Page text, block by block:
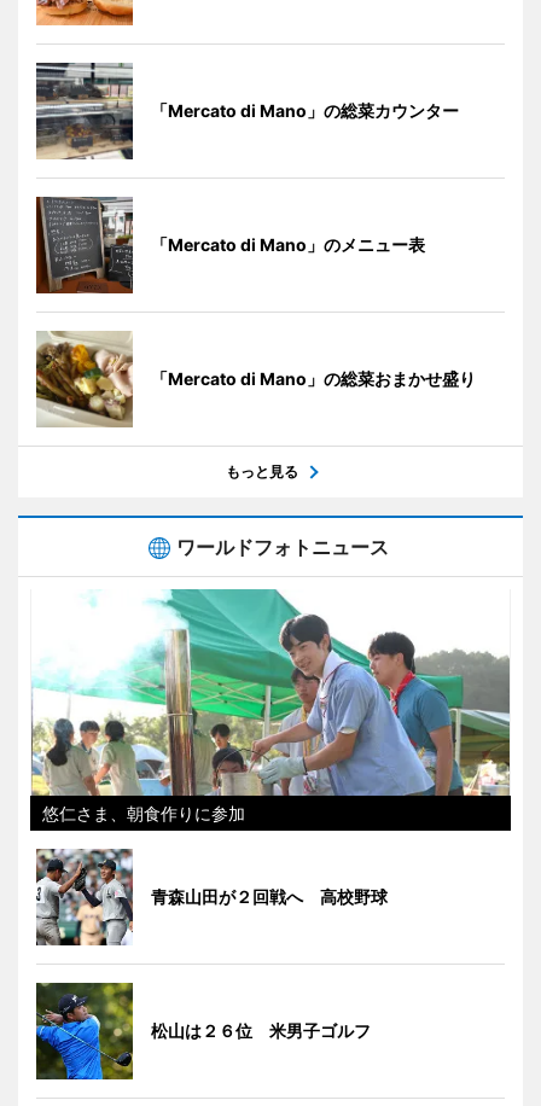
「Mercato di Mano」の総菜カウンター
「Mercato di Mano」のメニュー表
「Mercato di Mano」の総菜おまかせ盛り
もっと見る
ワールドフォトニュース
悠仁さま、朝食作りに参加
青森山田が２回戦へ 高校野球
松山は２６位 米男子ゴルフ